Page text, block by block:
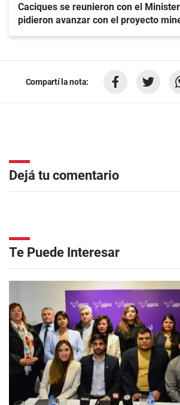
Caciques se reunieron con el
pidieron avanzar con el proyecto
Compartí la nota:
Dejá tu comentario
Te Puede Interesar